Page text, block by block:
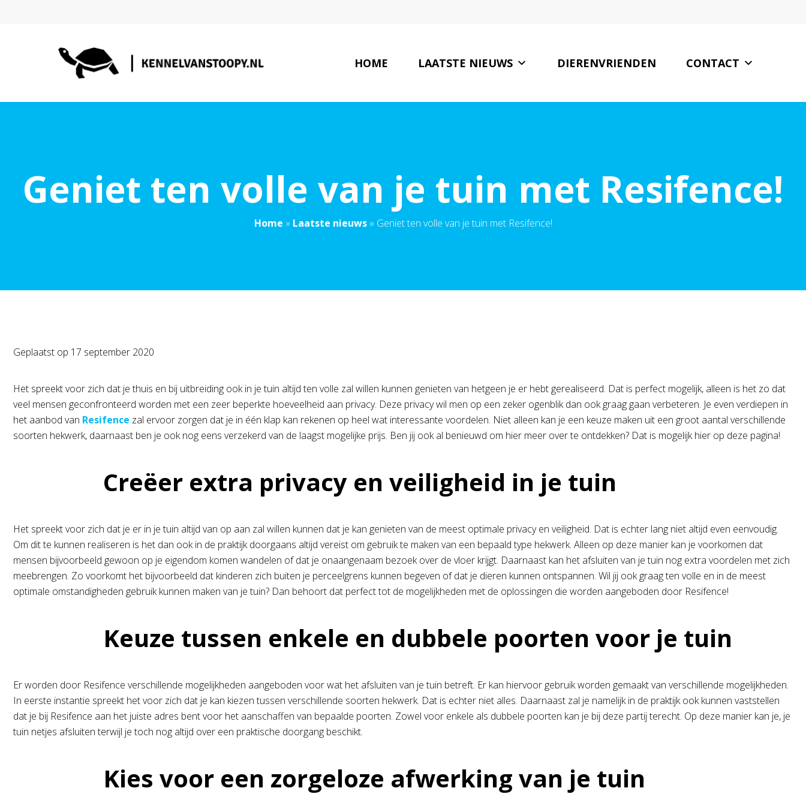
HOME LAATSTE NIEUWS DIERENVRIENDEN CONTACT
Geniet ten volle van je tuin met Resifence!
Home » Laatste nieuws» Geniet ten volle van je tuin met Resifence!
Geplaatst op 17 september 2020
Het spreekt voor zich dat je thuis en bij uitbreiding ook in je tuin altijd ten volle zal willen kunnen genieten van hetgeen je er hebt gerealiseerd. Dat is perfect mogelijk, alleen is het zo dat
veel mensen geconfronteerd worden met een zeer beperkte hoeveelheid aan privacy. Deze privacy wil men op een zeker ogenblik dan ook graag gaan verbeteren. Je even verdiepen in
het aanbod van Resifence zal ervoor zorgen dat je in één klap kan rekenen op heel wat interessante voordelen. Niet alleen kan je een keuze maken uit een groot aantal verschillende
soorten hekwerk, daarnaast ben je ook nog eens verzekerd van de laagst mogelijke prijs. Ben jij ook al benieuwd om hier meer over te ontdekken? Dat is mogelijk hier op deze pagina!
Creëer extra privacy en veiligheid in je tuin
Het spreekt voor zich dat je er in je tuin altijd van op aan zal willen kunnen dat je kan genieten van de meest optimale privacy en veiligheid. Dat is echter lang niet altijd even eenvoudig.
Om dit te kunnen realiseren is het dan ook in de praktijk doorgaans altijd vereist om gebruik te maken van een bepaald type hekwerk. Alleen op deze manier kan je voorkomen dat
mensen bijvoorbeeld gewoon op je eigendom komen wandelen of dat je onaangenaam bezoek over de vloer krijgt. Daarnaast kan het afsluiten van je tuin nog extra voordelen met zich
meebrengen. Zo voorkomt het bijvoorbeeld dat kinderen zich buiten je perceelgrens kunnen begeven of dat je dieren kunnen ontspannen. Wil jij ook graag ten volle en in de meest
optimale omstandigheden gebruik kunnen maken van je tuin? Dan behoort dat perfect tot de mogelijkheden met de oplossingen die worden aangeboden door Resifence!
Keuze tussen enkele en dubbele poorten voor je tuin
Er worden door Resifence verschillende mogelijkheden aangeboden voor wat het afsluiten van je tuin betreft. Er kan hiervoor gebruik worden gemaakt van verschillende mogelijkheden.
In eerste instantie spreekt het voor zich dat je kan kiezen tussen verschillende soorten hekwerk. Dat is echter niet alles. Daarnaast zal je namelijk in de praktijk ook kunnen vaststellen
dat je bij Resifence aan het juiste adres bent voor het aanschaffen van bepaalde poorten. Zowel voor enkele als dubbele poorten kan je bij deze partij terecht. Op deze manier kan je, je
tuin netjes afsluiten terwijl je toch nog altijd over een praktische doorgang beschikt.
Kies voor een zorgeloze afwerking van je tuin